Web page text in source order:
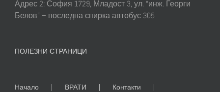
Адрес 2: София 1729, Младост 3, ул. “инж. Георги
Белов” – последна спирка автобус 305
ПОЛЕЗНИ СТРАНИЦИ
Начало ВРАТИ
Контакти